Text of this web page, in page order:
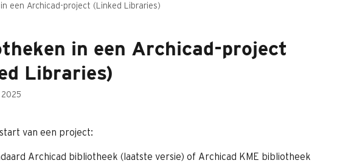
een Archicad-project (Linked Libraries)
in een Archicad-project
Libraries)
van een project:
Archicad bibliotheek (laatste versie) of Archicad KME bibliotheek